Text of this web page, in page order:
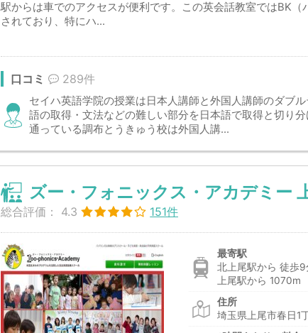
駅からは車でのアクセスが便利です。この英会話教室ではBK
されており、特にハ...
口コミ 289件
セイハ英語学院の授業は日本人講師と外国人講師のダブ
語の取得・文法などの難しい部分を日本語で取得と切り
通っている調布とうきゅう校は外国人講...
ズー・フォニックス・アカデミー
総合評価： 4.3 151件
最寄駅
北上尾駅から 徒歩9
上尾駅から 1070m
住所
埼玉県上尾市春日1